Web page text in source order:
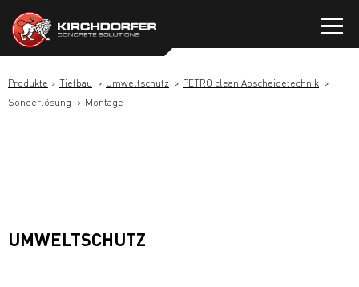
Inhalt
springen
Produkte Tiefbau Umweltschutz
PETRO clean Abscheidetechnik
Sonderlösung
Montage
UMWELTSCHUTZ